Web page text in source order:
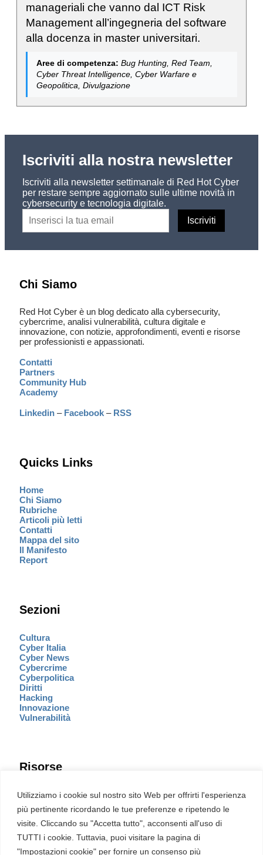
Utilizziamo i cookie sul nostro sito Web per offrirti l'esperienza
più pertinente ricordando le tue preferenze e ripetendo le
visite. Cliccando su "Accetta tutto", acconsenti all'uso di
TUTTI i cookie. Tuttavia, puoi visitare la pagina di
"Impostazioni cookie" per fornire un consenso più
manageriali che vanno dal ICT Risk
Management all’ingegneria del software
alla docenza in master universitari.
Aree di competenza: Bug Hunting, Red Team,
Cyber Threat Intelligence, Cyber Warfare e
Geopolitica, Divulgazione
Iscriviti alla nostra newsletter
Iscriviti alla newsletter settimanale di Red Hot Cyber
per restare sempre aggiornato sulle ultime novità in
cybersecurity e tecnologia digitale.
Chi Siamo
Red Hot Cyber è un blog dedicato alla cybersecurity,
cybercrime, analisi vulnerabilità, cultura digitale e
innovazione, con notizie, approfondimenti, eventi e risorse
per professionisti e appassionati.
Contatti
Partners
Community Hub
Academy
Linkedin – Facebook – RSS
Quicks Links
Home
Chi Siamo
Rubriche
Articoli più letti
Contatti
Mappa del sito
Il Manifesto
Report
Sezioni
Cultura
Cyber Italia
Cyber News
Cybercrime
Cyberpolitica
Diritti
Hacking
Innovazione
Vulnerabilità
Risorse
Eventi
Fumetto Cyber
Newsletter
Servizi
Pubblicità